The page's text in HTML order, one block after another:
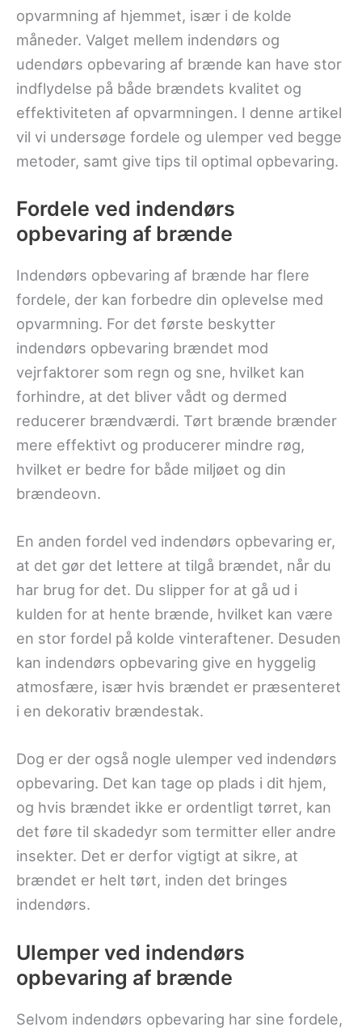
opvarmning af hjemmet, især i de kolde
måneder. Valget mellem indendørs og
udendørs opbevaring af brænde kan have stor
indflydelse på både brændets kvalitet og
effektiviteten af opvarmningen. I denne artikel
vil vi undersøge fordele og ulemper ved begge
metoder, samt give tips til optimal opbevaring.
Fordele ved indendørs
opbevaring af brænde
Indendørs opbevaring af brænde har flere
fordele, der kan forbedre din oplevelse med
opvarmning. For det første beskytter
indendørs opbevaring brændet mod
vejrfaktorer som regn og sne, hvilket kan
forhindre, at det bliver vådt og dermed
reducerer brændværdi. Tørt brænde brænder
mere effektivt og producerer mindre røg,
hvilket er bedre for både miljøet og din
brændeovn.
En anden fordel ved indendørs opbevaring er,
at det gør det lettere at tilgå brændet, når du
har brug for det. Du slipper for at gå ud i
kulden for at hente brænde, hvilket kan være
en stor fordel på kolde vinteraftener. Desuden
kan indendørs opbevaring give en hyggelig
atmosfære, især hvis brændet er præsenteret
i en dekorativ brændestak.
Dog er der også nogle ulemper ved indendørs
opbevaring. Det kan tage op plads i dit hjem,
og hvis brændet ikke er ordentligt tørret, kan
det føre til skadedyr som termitter eller andre
insekter. Det er derfor vigtigt at sikre, at
brændet er helt tørt, inden det bringes
indendørs.
Ulemper ved indendørs
opbevaring af brænde
Selvom indendørs opbevaring har sine fordele,